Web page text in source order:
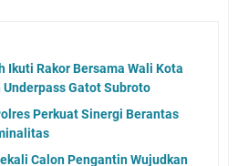
Ikuti Rakor Bersama Wali Kota
Gatot Subroto
Perkuat Sinergi Berantas
Calon Pengantin Wujudkan